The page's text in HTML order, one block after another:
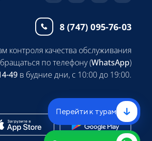
Перейти к турам
8 (747) 095-76-03
контроля качества обслуживания
по телефону (WhatsApp)
49 в будние дни, с 10:00 до 19:00.